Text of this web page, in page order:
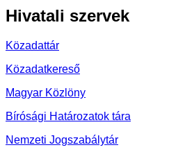
Hivatali szervek
Közadattár
Közadatkereső
Magyar Közlöny
Bírósági Határozatok tára
Nemzeti Jogszabálytár